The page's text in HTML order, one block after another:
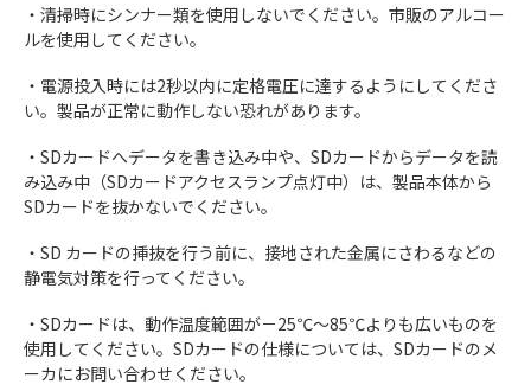
・清掃時にシンナー類を使用しないでください。市販のアルコー
ルを使用してください。
・電源投入時には2秒以内に定格電圧に達するようにしてくださ
い。製品が正常に動作しない恐れがあります。
・SDカードへデータを書き込み中や、SDカードからデータを読
み込み中（SDカードアクセスランプ点灯中）は、製品本体から
SDカードを抜かないでください。
・SD カードの挿抜を行う前に、接地された金属にさわるなどの
静電気対策を行ってください。
・SDカードは、動作温度範囲が－25℃～85℃よりも広いものを
使用してください。SDカードの仕様については、SDカードのメ
ーカにお問い合わせください。